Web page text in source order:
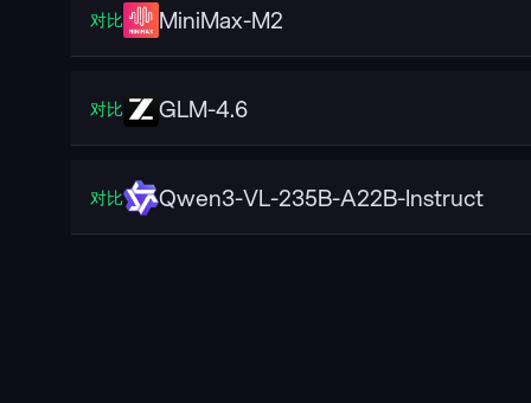
对比 MiniMax-M2
对比 GLM-4.6
对比 Qwen3-VL-235B-A22B-Instruct